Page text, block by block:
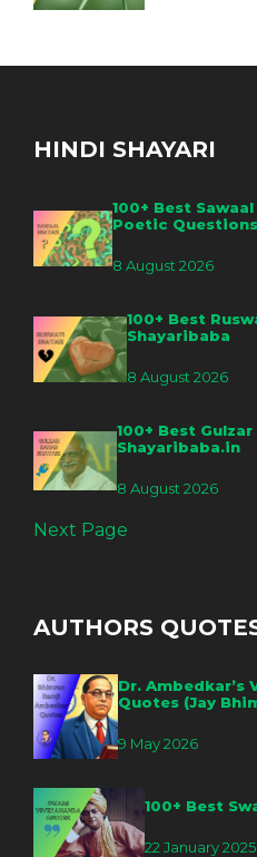
HINDI SHAYARI
100+ Best
Poetic Questions
8 August 2026
100+ Best
Shayaribaba
8 August 2026
100+ Best
Shayaribaba.in
8 August 2026
Next Page
AUTHORS
Dr. Ambedkar’s
Quotes (Jay
9 May 2026
100+ Best
22 January 2025